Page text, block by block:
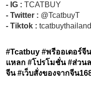
- IG :TCATBUY
- Twitter : @TcatbuyT
- Tiktok :
#Tcatbuy #พรีออเดอร์จี
แหลก #โปรโมชั่น #ส่วน
จีน #เว็บสั่งของจากจีน